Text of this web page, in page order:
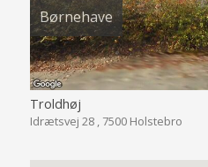
Børnehave
Troldhøj
Idrætsvej 28 , 7500 Holstebro